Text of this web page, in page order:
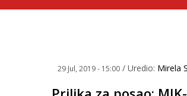
29 Jul, 2019 - 15:00 / Uredio: Mirela